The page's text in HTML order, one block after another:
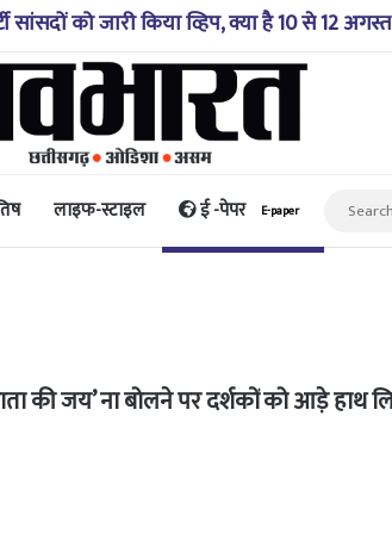
टीम ने पांच शव निकाले, घायल बच्चे को पहुंचाया
लाइफ-स्टाइल ई -पेपर E-paper
की जय’ ना बोलने पर दर्शकों को आड़े हाथ